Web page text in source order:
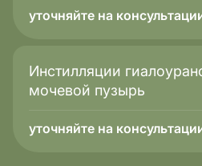
уточняйте на
Инстилляции
мочевой пузырь
уточняйте на